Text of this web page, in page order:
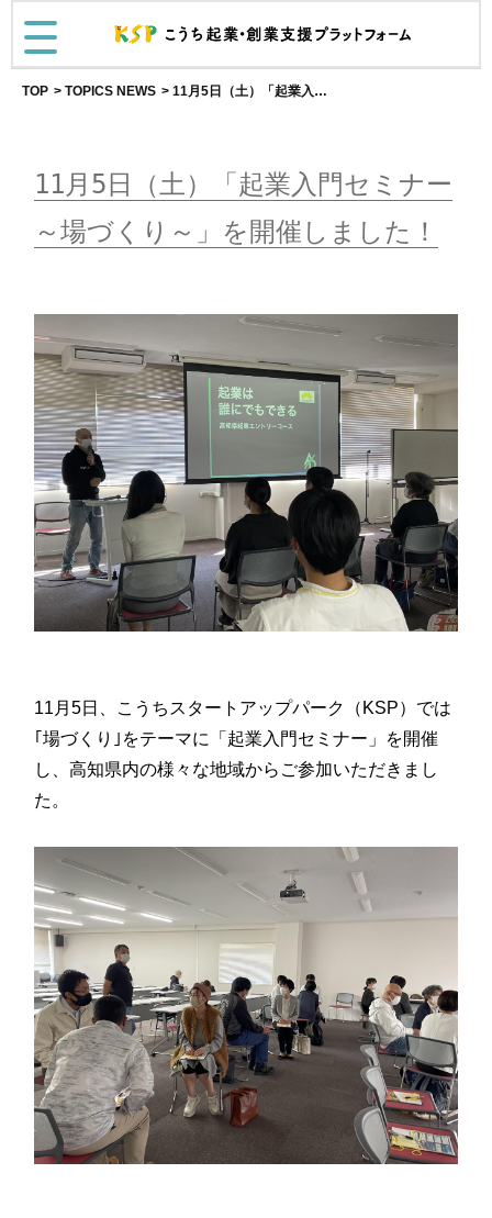
TOP TOPICS NEWS 11月5日（土）「起業入門セミナー～場づくり～」を開催しました！
11月5日（土）「起業入門セミナー
～場づくり～」を開催しました！
11月5日、こうちスタートアップパーク（KSP）では
｢場づくり｣をテーマに「起業入門セミナー」を開催
し、高知県内の様々な地域からご参加いただきまし
た。